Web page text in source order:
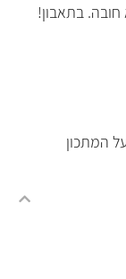
חובה. בתאבון!
המתכון